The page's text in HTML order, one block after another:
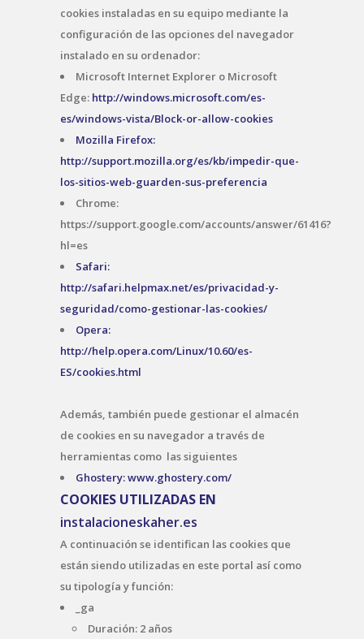
cookies instaladas en su equipo mediante la
configuración de las opciones del navegador
instalado en su ordenador:
Microsoft Internet Explorer o Microsoft
Edge: http://windows.microsoft.com/es-
es/windows-vista/Block-or-allow-cookies
Mozilla Firefox:
http://support.mozilla.org/es/kb/impedir-que-
los-sitios-web-guarden-sus-preferencia
Chrome:
https://support.google.com/accounts/answer/61416?
hl=es
Safari:
http://safari.helpmax.net/es/privacidad-y-
seguridad/como-gestionar-las-cookies/
Opera:
http://help.opera.com/Linux/10.60/es-
ES/cookies.html
Además, también puede gestionar el almacén
de cookies en su navegador a través de
herramientas como las siguientes
Ghostery: www.ghostery.com/
COOKIES UTILIZADAS EN
instalacioneskaher.es
A continuación se identifican las cookies que
están siendo utilizadas en este portal así como
su tipología y función:
_ga
Duración: 2 años